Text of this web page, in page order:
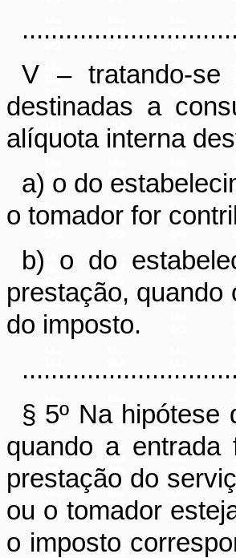
V – tratando-se
destinadas a
alíquota interna
a) o do
o tomador for
b) o do
prestação, quando
do imposto.
§ 5º Na hipótese
quando a
prestação do
ou o tomador
o imposto